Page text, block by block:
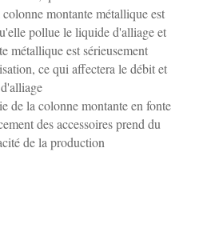
montante métallique est
pollue le liquide d'alliage et
métallique est sérieusement
ce qui affectera le débit et
de la colonne montante en fonte
des accessoires prend du
de la production.